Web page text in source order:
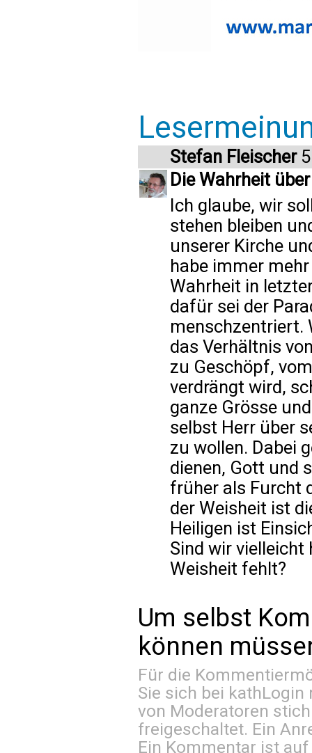
Stefan Fleischer
Die Wahrheit
Ich glaube, wir
stehen bleiben
unserer Kirche
habe immer
Wahrheit in
dafür sei der
menschzentriert.
das Verhältnis
zu Geschöpf,
verdrängt wird,
ganze Grösse
selbst Herr über
zu wollen. Dabei
dienen, Gott und
früher als Furcht
der Weisheit ist
Heiligen ist
Sind wir
Weisheit fehlt?
Um selbst
können
Für die
Sie sich bei kathLogin
von Moderatoren
freigeschaltet. Ein
Ein Kommentar ist